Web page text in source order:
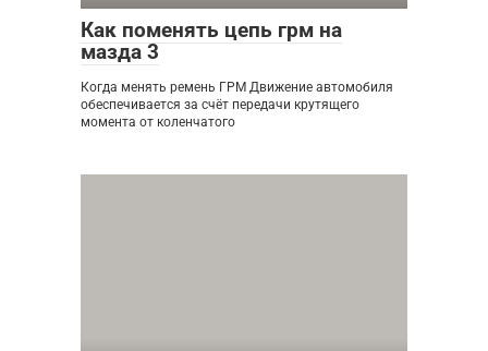
Как поменять цепь грм на
мазда 3
Когда менять ремень ГРМ Движение автомобиля
обеспечивается за счёт передачи крутящего
момента от коленчатого